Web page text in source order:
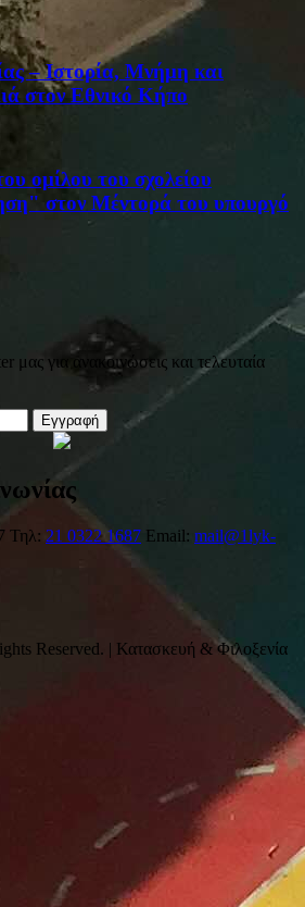
– Ιστορία, Μνήμη και
στον Εθνικό Κήπο
ομίλου του σχολείου
στον Μέντορά του υπουργό
μας για ανακοινώσεις και τελευταία
Εγγραφή
Τηλ: 21 0322 1687 Email: mail@1lyk-
Reserved. | Κατασκευή & Φιλοξενία